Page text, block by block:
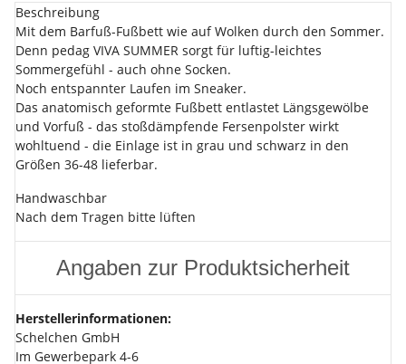
Beschreibung
Mit dem Barfuß-Fußbett wie auf Wolken durch den Sommer.
Denn pedag VIVA SUMMER sorgt für luftig-leichtes
Sommergefühl - auch ohne Socken.
Noch entspannter Laufen im Sneaker.
Das anatomisch geformte Fußbett entlastet Längsgewölbe
und Vorfuß - das stoßdämpfende Fersenpolster wirkt
wohltuend - die Einlage ist in grau und schwarz in den
Größen 36-48 lieferbar.
Handwaschbar
Nach dem Tragen bitte lüften
Angaben zur Produktsicherheit
Herstellerinformationen:
Schelchen GmbH
Im Gewerbepark 4-6